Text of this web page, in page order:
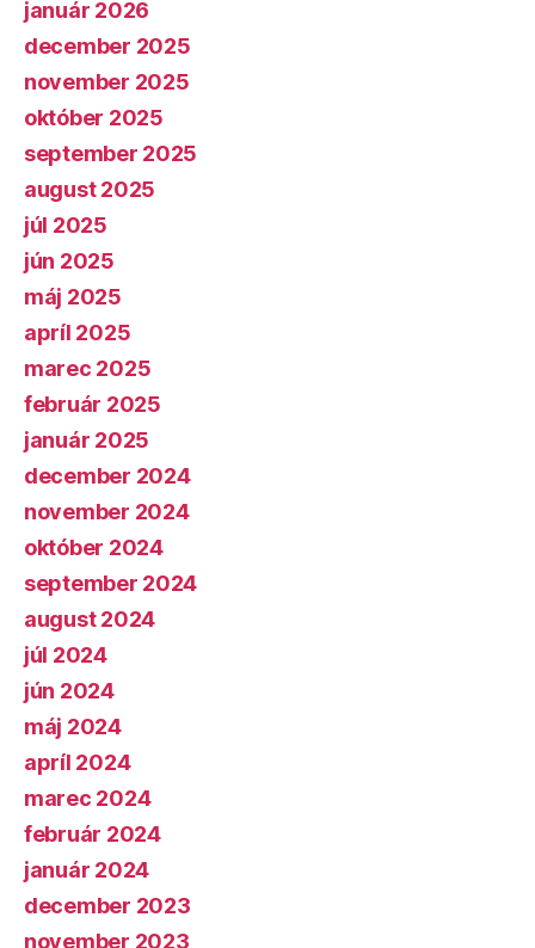
január 2026
december 2025
november 2025
október 2025
september 2025
august 2025
júl 2025
jún 2025
máj 2025
apríl 2025
marec 2025
február 2025
január 2025
december 2024
november 2024
október 2024
september 2024
august 2024
júl 2024
jún 2024
máj 2024
apríl 2024
marec 2024
február 2024
január 2024
december 2023
november 2023